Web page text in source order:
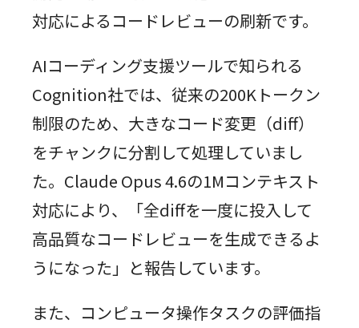
対応によるコードレビューの刷新です。
AIコーディング支援ツールで知られる
Cognition社では、従来の200Kトークン
制限のため、大きなコード変更（diff）
をチャンクに分割して処理していまし
た。Claude Opus 4.6の1Mコンテキスト
対応により、「全diffを一度に投入して
高品質なコードレビューを生成できるよ
うになった」と報告しています。
また、コンピュータ操作タスクの評価指